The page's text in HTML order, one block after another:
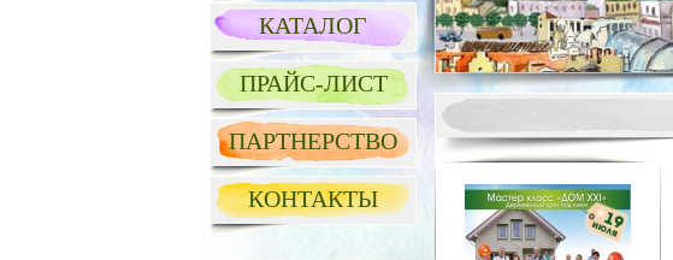
КАТАЛОГ
ПРАЙС-ЛИСТ
ПАРТНЕРСТВО
КОНТАКТЫ